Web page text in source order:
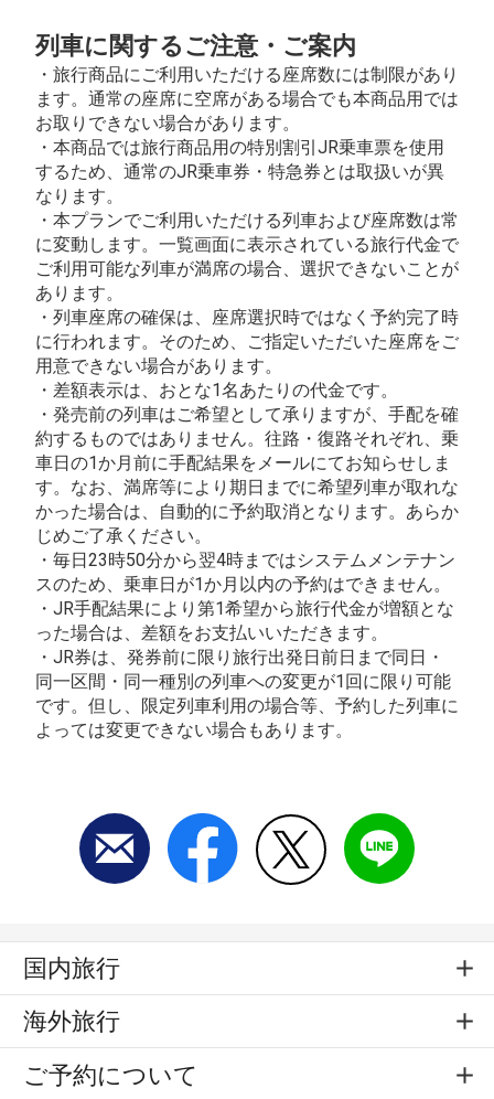
列車に関するご注意・ご案内
・旅行商品にご利用いただける座席数には制限があり
ます。通常の座席に空席がある場合でも本商品用では
お取りできない場合があります。
・本商品では旅行商品用の特別割引JR乗車票を使用
するため、通常のJR乗車券・特急券とは取扱いが異
なります。
・本プランでご利用いただける列車および座席数は常
に変動します。一覧画面に表示されている旅行代金で
ご利用可能な列車が満席の場合、選択できないことが
あります。
・列車座席の確保は、座席選択時ではなく予約完了時
に行われます。そのため、ご指定いただいた座席をご
用意できない場合があります。
・差額表示は、おとな1名あたりの代金です。
・発売前の列車はご希望として承りますが、手配を確
約するものではありません。往路・復路それぞれ、乗
車日の1か月前に手配結果をメールにてお知らせしま
す。なお、満席等により期日までに希望列車が取れな
かった場合は、自動的に予約取消となります。あらか
じめご了承ください。
・毎日23時50分から翌4時まではシステムメンテナン
スのため、乗車日が1か月以内の予約はできません。
・JR手配結果により第1希望から旅行代金が増額とな
った場合は、差額をお支払いいただきます。
・JR券は、発券前に限り旅行出発日前日まで同日・
同一区間・同一種別の列車への変更が1回に限り可能
です。但し、限定列車利用の場合等、予約した列車に
よっては変更できない場合もあります。
国内旅行
海外旅行
ご予約について